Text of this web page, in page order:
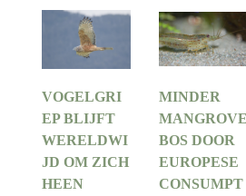
VOGELGRI
EP BLIJFT
WERELDWI
JD OM ZICH
HEEN
MINDER
MANGROVE
BOS DOOR
EUROPESE
CONSUMPT